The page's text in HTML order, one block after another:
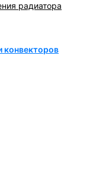
радиатора
конвекторов